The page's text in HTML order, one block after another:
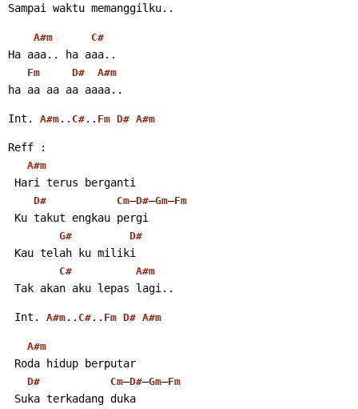
Sampai waktu memanggilku..
A#m C#
Ha aaa.. ha aaa..
Fm D# A#m
ha aa aa aa aaaa..
Int. A#m .. C# .. Fm D# A#m
Reff :
A#m
Hari terus berganti
D# Cm–D#–Gm–Fm
Ku takut engkau pergi
G# D#
Kau telah ku miliki
C# A#m
Tak akan aku lepas lagi..
Int. A#m .. C# .. Fm D# A#m
A#m
Roda hidup berputar
D# Cm–D#–Gm–Fm
Suka terkadang duka